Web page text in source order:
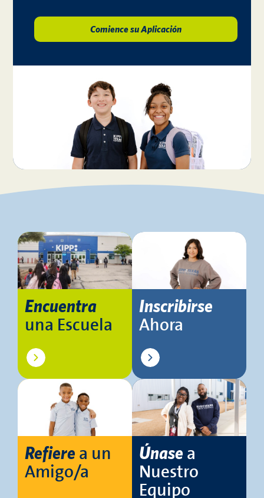
Comience su Aplicación
Encuentra
una Escuela
Inscribirse
Ahora
Refiere a un
Amigo/a
Únase a
Nuestro
Equipo